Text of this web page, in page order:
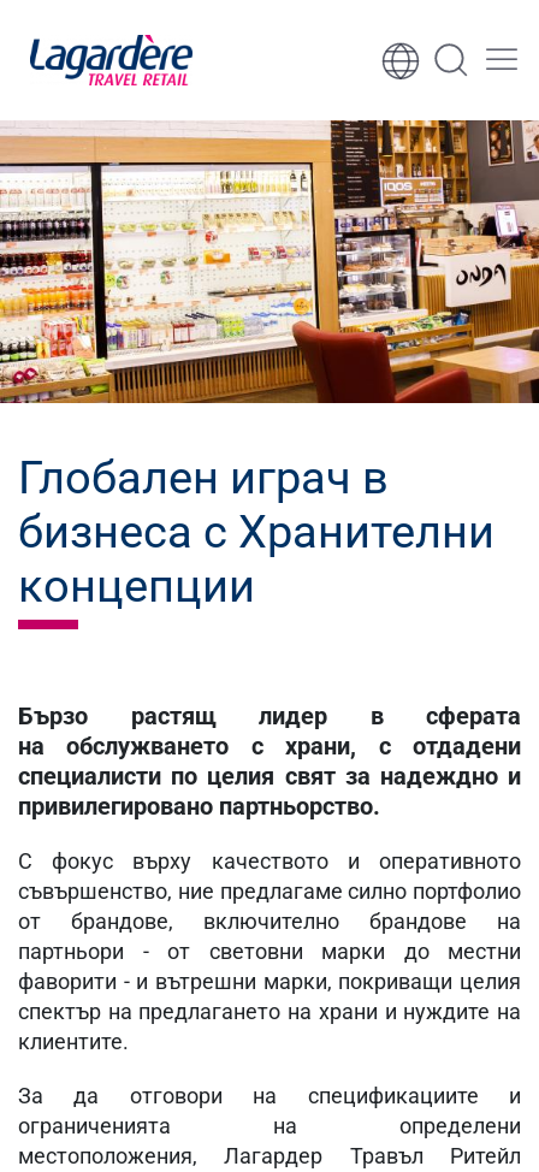
Към съдържанието
Глобален играч в
бизнеса с Хранителни
концепции
Бързо растящ лидер в сферата
на обслужването с храни, с отдадени
специалисти по целия свят за надеждно и
привилегировано партньорство.
С фокус върху качеството и оперативното
съвършенство, ние предлагаме силно портфолио
от брандове, включително брандове на
партньори - от световни марки до местни
фаворити - и вътрешни марки, покриващи целия
спектър на предлагането на храни и нуждите на
клиентите.
За да отговори на спецификациите и
ограниченията на определени
местоположения, Лагардер Травъл Ритейл